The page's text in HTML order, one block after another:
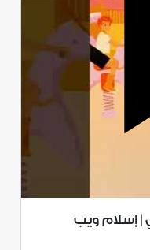
| إسلام ويب